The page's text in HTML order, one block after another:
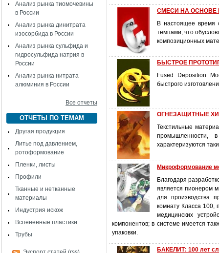
Анализ рынка тиомочевины
в России
Анализ рынка динитрата
изосорбида в России
Анализ рынка сульфида и
гидросульфида натрия в
России
Анализ рынка нитрата
алюминия в России
Все отчеты
ОТЧЕТЫ ПО ТЕМАМ
Другая продукция
Литье под давлением,
ротоформование
Пленки, листы
Профили
Тканные и нетканные
материалы
Индустрия искож
Вспененные пластики
Трубы
СМЕСИ НА ОСНОВЕ
В настоящее время
темпами, что
композиционных
БЫСТРОЕ
Fused Deposition
быстрого
ОГНЕЗАЩИТНЫЕ
Текстильные
промышленности,
характеризуются
Микроформование
Благодаря
является пионером
для производства
комнату Класса
медицинских
компонентов; в системе имеется
упаковки.
БАКЕЛИТ: 100 лет